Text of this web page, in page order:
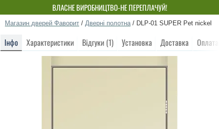
ВЛАСНЕ ВИРОБНИЦТВО-НЕ ПЕРЕПЛАЧУЙ!
Магазин дверей Фаворит / Дверні полотна / DLP-01 SUPER Pet nickel
Інфо Характеристики Відгуки (1) Установка Доставка Оплата